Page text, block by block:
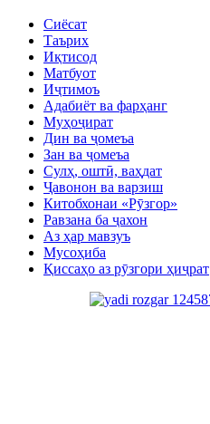
Сиёсат
Таърих
Иқтисод
Матбуот
Иҷтимоъ
Адабиёт ва фарҳанг
Муҳоҷират
Дин ва ҷомеъа
Зан ва ҷомеъа
Сулҳ, оштӣ, ваҳдат
Ҷавонон ва варзиш
Китобхонаи «Рӯзгор»
Равзана ба ҷахон
Аз ҳар мавзуъ
Мусоҳиба
Қиссаҳо аз рӯзгори ҳиҷрат